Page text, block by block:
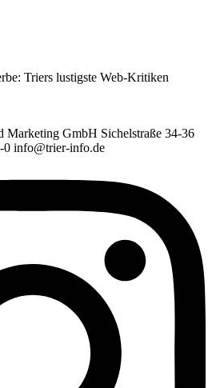
Triers lustigste Web-Kritiken
Marketing GmbH Sichelstraße 34-36
0 info@trier-info.de